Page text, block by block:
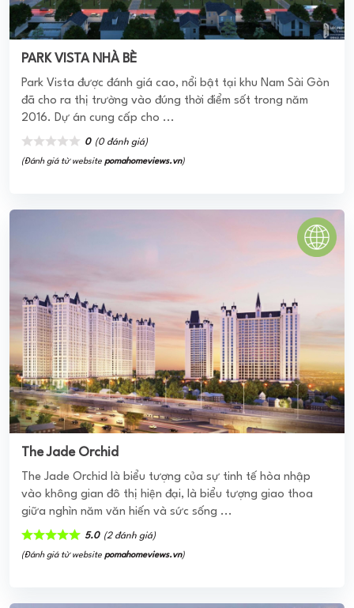
PARK VISTA NHÀ BÈ
Park Vista được đánh giá cao, nổi bật tại khu Nam Sài Gòn
đã cho ra thị trường vào đúng thời điểm sốt trong năm
2016. Dự án cung cấp cho ...
0 (0 đánh giá)
(Đánh giá từ website pomahomeviews.vn)
The Jade Orchid
The Jade Orchid là biểu tượng của sự tinh tế hòa nhập
vào không gian đô thị hiện đại, là biểu tượng giao thoa
giữa nghìn năm văn hiến và sức sống ...
5.0 (2 đánh giá)
(Đánh giá từ website pomahomeviews.vn)